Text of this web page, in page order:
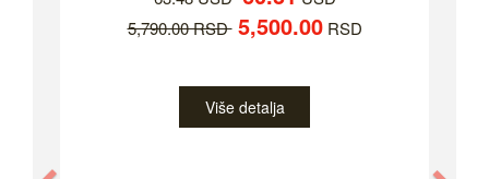
5,790.00 RSD 5,500.00RSD
Više detalja